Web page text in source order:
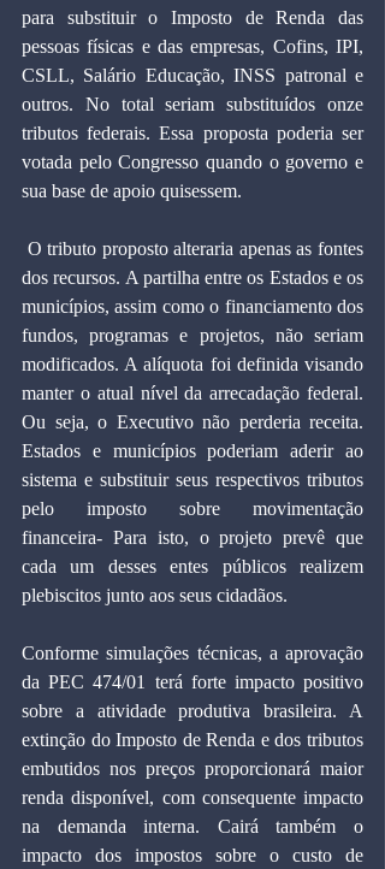
para substituir o Imposto de Renda das
pessoas físicas e das empresas, Cofins, IPI,
CSLL, Salário Educação, INSS patronal e
outros. No total seriam substituídos onze
tributos federais. Essa proposta poderia ser
votada pelo Congresso quando o governo e
sua base de apoio quisessem.
O tributo proposto alteraria apenas as fontes
dos recursos. A partilha entre os Estados e os
municípios, assim como o financiamento dos
fundos, programas e projetos, não seriam
modificados. A alíquota foi definida visando
manter o atual nível da arrecadação federal.
Ou seja, o Executivo não perderia receita.
Estados e municípios poderiam aderir ao
sistema e substituir seus respectivos tributos
pelo imposto sobre movimentação
financeira- Para isto, o projeto prevê que
cada um desses entes públicos realizem
plebiscitos junto aos seus cidadãos.
Conforme simulações técnicas, a aprovação
da PEC 474/01 terá forte impacto positivo
sobre a atividade produtiva brasileira. A
extinção do Imposto de Renda e dos tributos
embutidos nos preços proporcionará maior
renda disponível, com consequente impacto
na demanda interna. Cairá também o
impacto dos impostos sobre o custo de